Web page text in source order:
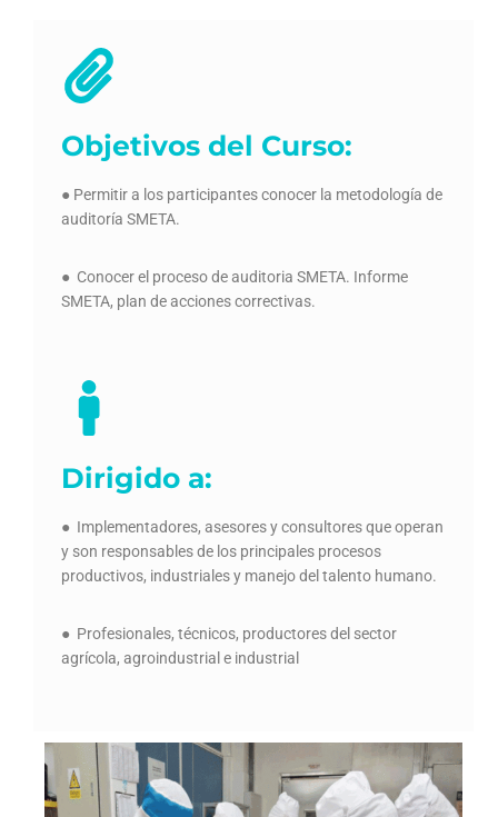
Objetivos del Curso:
● Permitir a los participantes conocer la metodología de
auditoría SMETA.
● Conocer el proceso de auditoria SMETA. Informe
SMETA, plan de acciones correctivas.
Dirigido a:
● Implementadores, asesores y consultores que operan
y son responsables de los principales procesos
productivos, industriales y manejo del talento humano.
● Profesionales, técnicos, productores del sector
agrícola, agroindustrial e industrial